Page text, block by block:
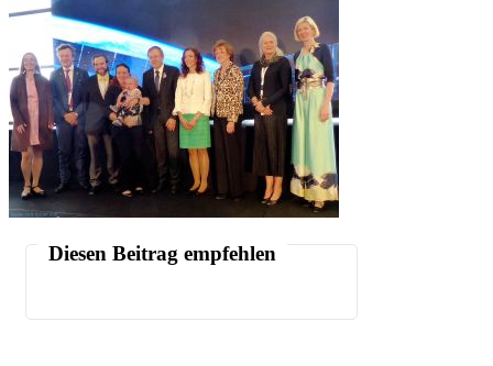
Diesen Beitrag empfehlen